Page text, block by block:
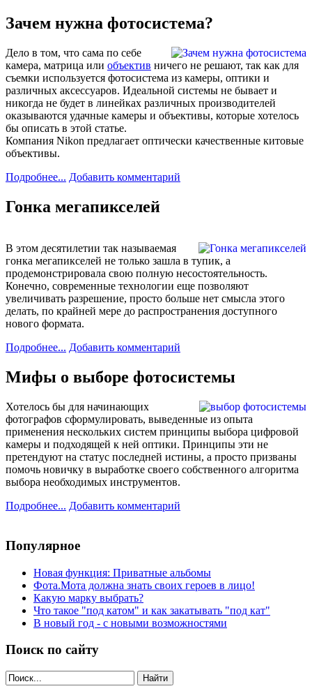
Зачем нужна фотосистема?
Дело в том, что сама по себе
камера, матрица или объектив ничего не решают, так как для
съемки используется фотосистема из камеры, оптики и
различных аксессуаров. Идеальной системы не бывает и
никогда не будет в линейках различных производителей
оказываются удачные камеры и объективы, которые хотелось
бы описать в этой статье.
Компания Nikon предлагает оптически качественные китовые
объективы.
Подробнее... Добавить комментарий
Гонка мегапикселей
В этом десятилетии так называемая
гонка мегапикселей не только зашла в тупик, а
продемонстрировала свою полную несостоятельность.
Конечно, современные технологии еще позволяют
увеличивать разрешение, просто больше нет смысла этого
делать, по крайней мере до распространения доступного
нового формата.
Подробнее... Добавить комментарий
Мифы о выборе фотосистемы
Хотелось бы для начинающих
фотографов сформулировать, выведенные из опыта
применения нескольких систем принципы выбора цифровой
камеры и подходящей к ней оптики. Принципы эти не
претендуют на статус последней истины, а просто призваны
помочь новичку в выработке своего собственного алгоритма
выбора необходимых инструментов.
Подробнее... Добавить комментарий
Популярное
Новая функция: Приватные альбомы
Фота.Мота должна знать своих героев в лицо!
Какую марку выбрать?
Что такое "под катом" и как закатывать "под кат"
В новый год - с новыми возможностями
Поиск по сайту
Найти